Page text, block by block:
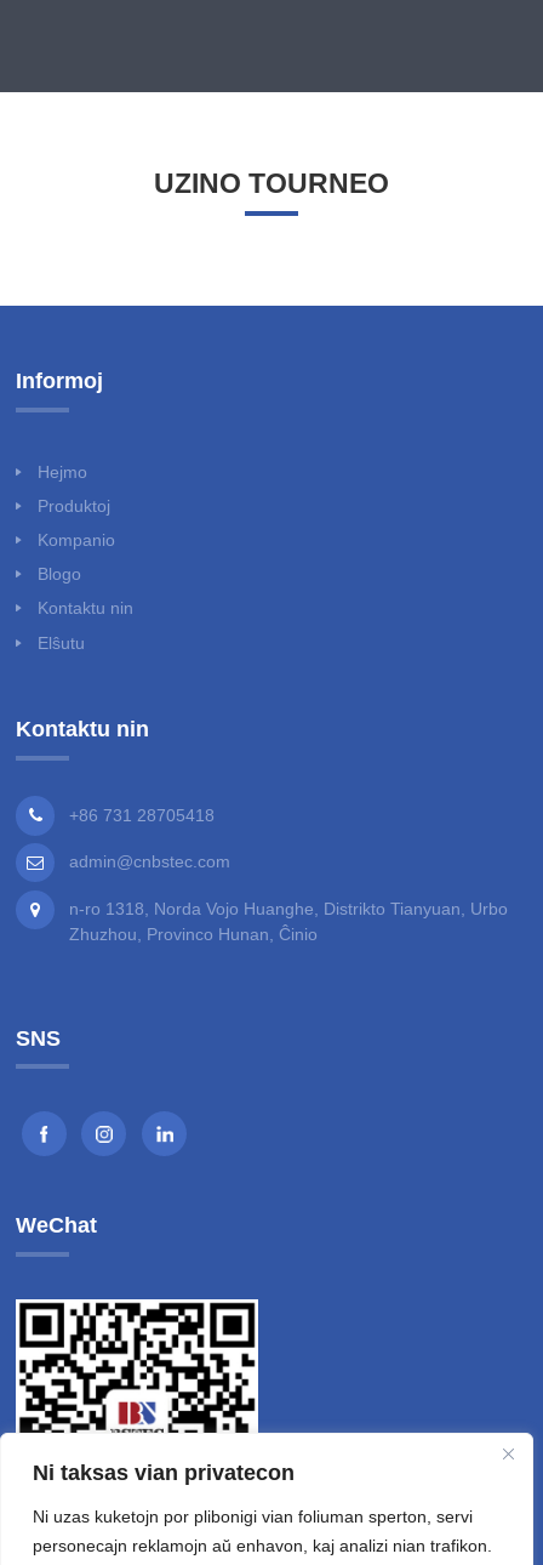
UZINO TOURNEO
Informoj
Hejmo
Produktoj
Kompanio
Blogo
Kontaktu nin
Elŝutu
Kontaktu nin
+86 731 28705418
admin@cnbstec.com
n-ro 1318, Norda Vojo Huanghe, Distrikto Tianyuan, Urbo
Zhuzhou, Provinco Hunan, Ĉinio
SNS
WeChat
Ni taksas vian privatecon
Ni uzas kuketojn por plibonigi vian foliuman sperton, servi
personecajn reklamojn aŭ enhavon, kaj analizi nian trafikon.